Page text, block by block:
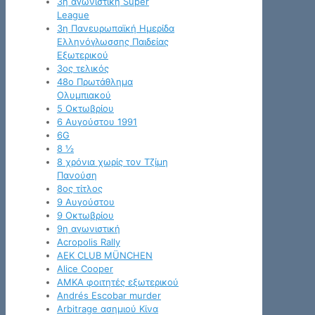
League
3η Πανευρωπαϊκή Ημερίδα
Ελληνόγλωσσης Παιδείας
Εξωτερικού
3ος τελικός
48ο Πρωτάθλημα
Ολυμπιακού
5 Οκτωβρίου
6 Αυγούστου 1991
6G
8 ½
8 χρόνια χωρίς τον Τζίμη
Πανούση
8ος τίτλος
9 Αυγούστου
9 Οκτωβρίου
9η αγωνιστική
Acropolis Rally
AEK CLUB MÜNCHEN
Alice Cooper
AMKA φοιτητές εξωτερικού
Andrés Escobar murder
Arbitrage ασημιού Κίνα